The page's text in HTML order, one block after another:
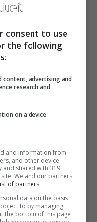
infatti sono stati
sessuali. E
è venuto fuori
la figlia non
di questo
consent to use
the following
content, advertising and
research and
on a device
and information from
and other device
and shared with 319
We and our partners
of partners.
data on the basis
to by managing
the bottom of this page